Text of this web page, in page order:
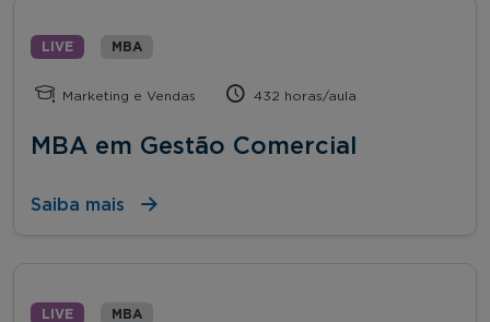
LIVE MBA
Marketing e Vendas 432 horas/aula
MBA em Gestão Comercial
Saiba mais
LIVE MBA